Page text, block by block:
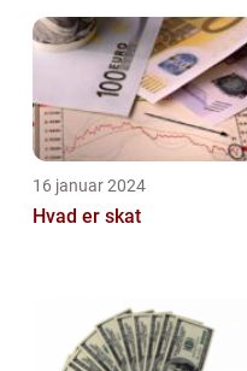
denne vigtige praksis...
16 januar 2024
Hvad er skat